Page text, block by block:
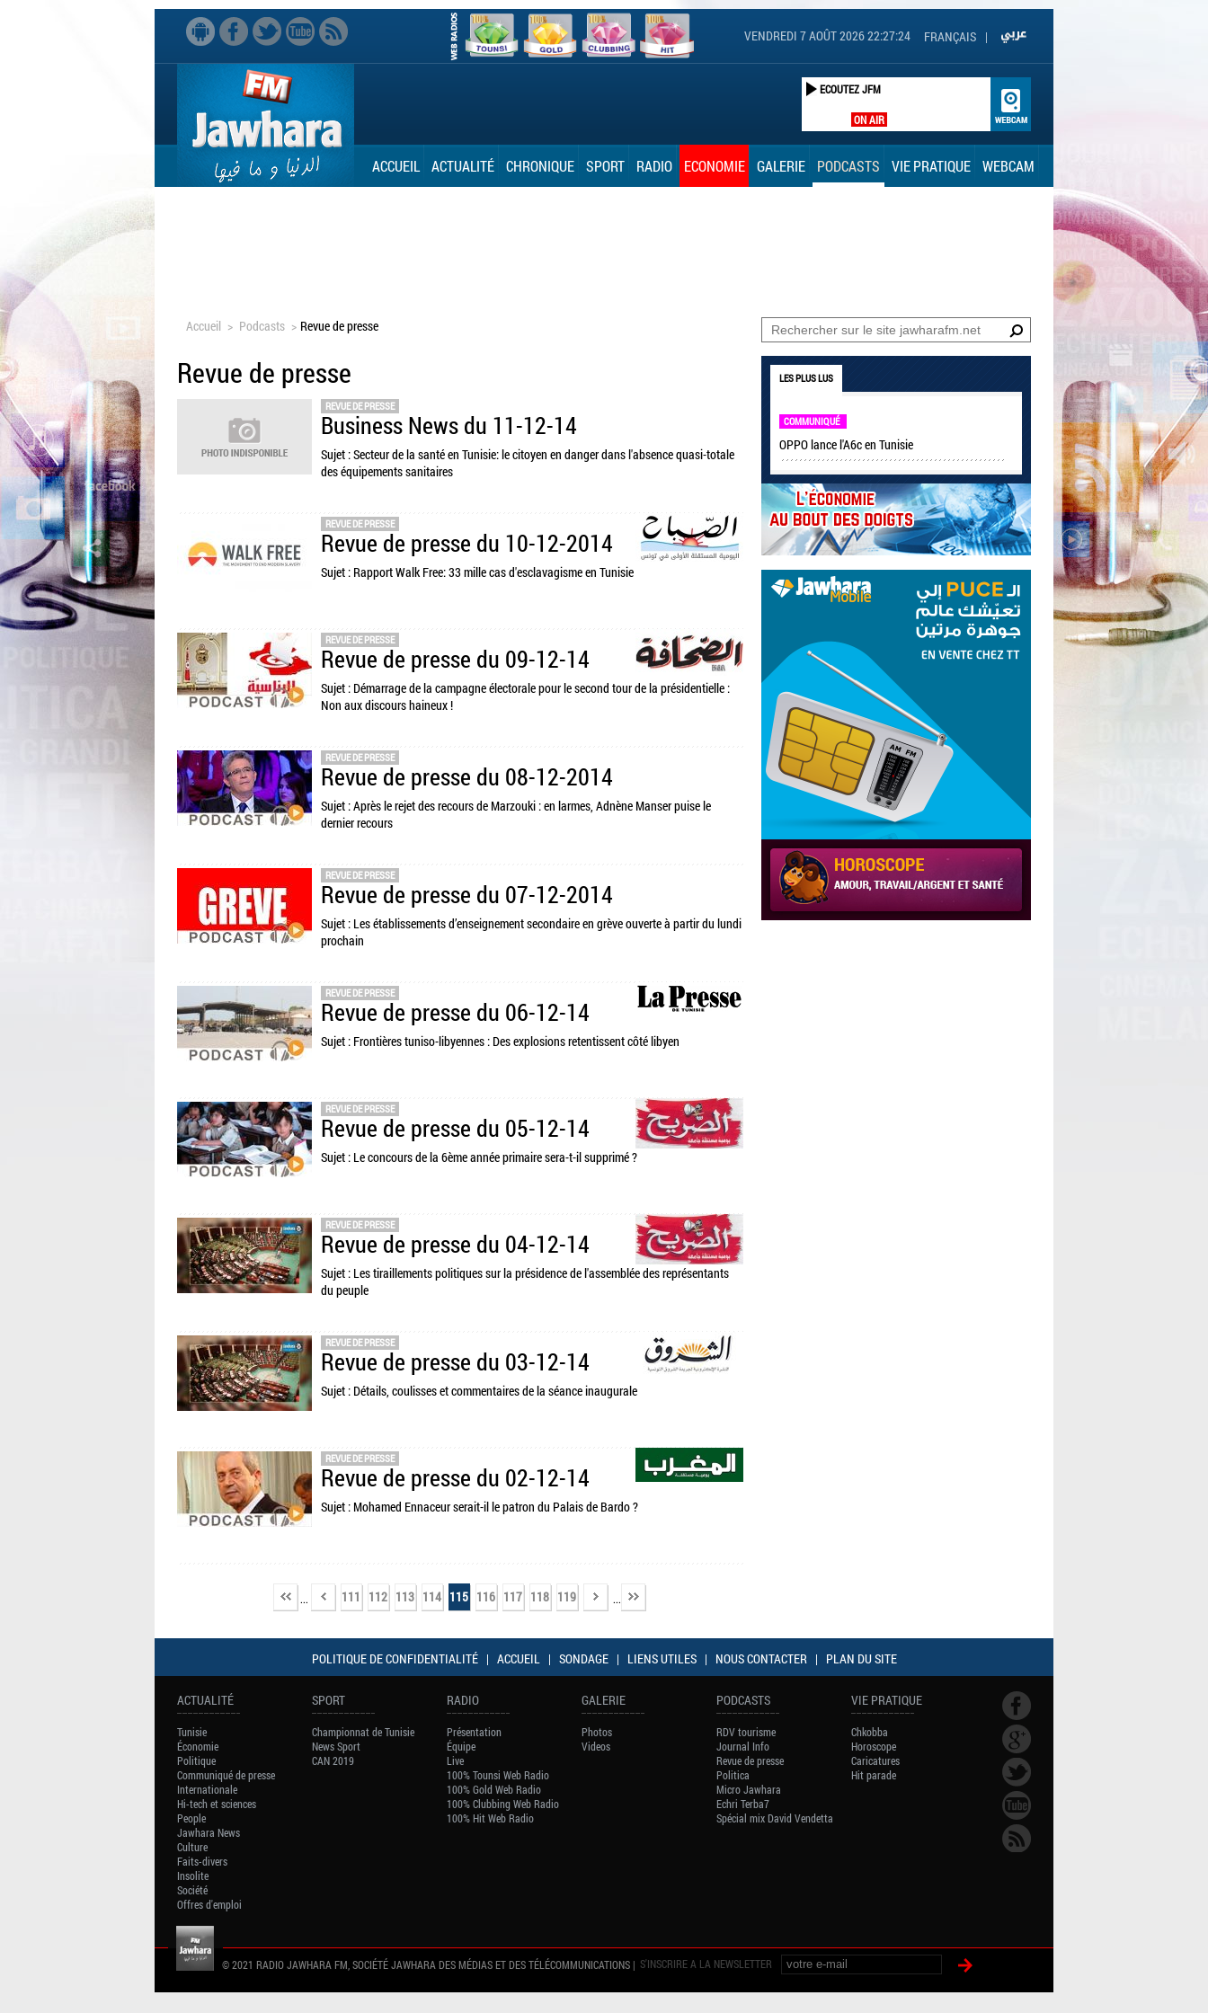
FRANÇAIS |
VENDREDI 7 AOÛT 2026 22:27:25
ON AIR
ECOUTEZ JFM
ACCUEIL ACTUALITÉ CHRONIQUE SPORT RADIO ECONOMIE GALERIE PODCASTS VIE PRATIQUE WEBCAM
Accueil > Podcasts > Revue de presse
Revue de presse
REVUE DE PRESSE
Business News du 11-12-14
Sujet : Secteur de la santé en Tunisie: le citoyen en danger dans l'absence quasi-totale
des équipements sanitaires
REVUE DE PRESSE
Revue de presse du 10-12-2014
Sujet : Rapport Walk Free: 33 mille cas d'esclavagisme en Tunisie
REVUE DE PRESSE
Revue de presse du 09-12-14
Sujet : Démarrage de la campagne électorale pour le second tour de la présidentielle :
Non aux discours haineux !
REVUE DE PRESSE
Revue de presse du 08-12-2014
Sujet : Après le rejet des recours de Marzouki : en larmes, Adnène Manser puise le
dernier recours
REVUE DE PRESSE
Revue de presse du 07-12-2014
Sujet : Les établissements d’enseignement secondaire en grève ouverte à partir du lundi
prochain
REVUE DE PRESSE
Revue de presse du 06-12-14
Sujet : Frontières tuniso-libyennes : Des explosions retentissent côté libyen
REVUE DE PRESSE
Revue de presse du 05-12-14
Sujet : Le concours de la 6ème année primaire sera-t-il supprimé ?
REVUE DE PRESSE
Revue de presse du 04-12-14
Sujet : Les tiraillements politiques sur la présidence de l'assemblée des représentants
du peuple
REVUE DE PRESSE
Revue de presse du 03-12-14
Sujet : Détails, coulisses et commentaires de la séance inaugurale
REVUE DE PRESSE
Revue de presse du 02-12-14
Sujet : Mohamed Ennaceur serait-il le patron du Palais de Bardo ?
... 111 112 113 114 115 116 117 118 119 ...
LES PLUS LUS
COMMUNIQUÉ
OPPO lance l'A6c en Tunisie
POLITIQUE DE CONFIDENTIALITÉ | ACCUEIL | SONDAGE | LIENS UTILES | NOUS CONTACTER | PLAN DU SITE
ACTUALITÉ
Tunisie
Économie
Politique
Communiqué de presse
Internationale
Hi-tech et sciences
People
Jawhara News
Culture
Faits-divers
Insolite
Société
Offres d'emploi
SPORT
Championnat de Tunisie
News Sport
CAN 2019
RADIO
Présentation
Équipe
Live
100% Tounsi Web Radio
100% Gold Web Radio
100% Clubbing Web Radio
100% Hit Web Radio
GALERIE
Photos
Videos
PODCASTS
RDV tourisme
Journal Info
Revue de presse
Politica
Micro Jawhara
Echri Terba7
Spécial mix David Vendetta
VIE PRATIQUE
Chkobba
Horoscope
Caricatures
Hit parade
© 2021 RADIO JAWHARA FM, SOCIÉTÉ JAWHARA DES MÉDIAS ET DES TÉLÉCOMMUNICATIONS | S'INSCRIRE A LA NEWSLETTER